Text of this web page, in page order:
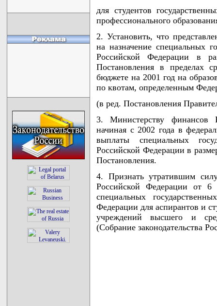
для студентов
профессионального
2. Установить, что
на назначение специальных
Российской Федерации в
Постановления в пределах
бюджете на 2001 год на
по квотам, определенным
(в ред. Постановления
3. Министерству финансов
начиная с 2002 года в
выплаты специальных
Российской Федерации в
Постановления.
4. Признать утратившим
Российской Федерации от
специальных
Федерации для аспирантов и
учреждений высшего и
(Собрание законодательства